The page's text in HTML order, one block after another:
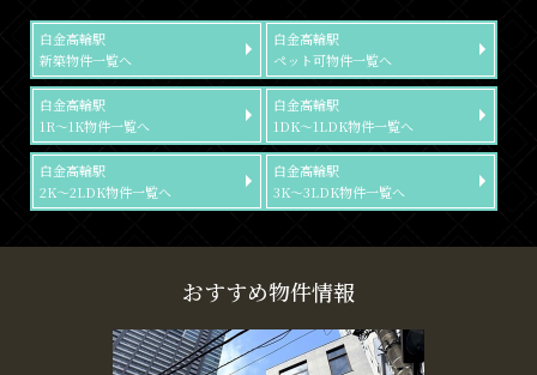
白金高輪駅
新築物件一覧へ
白金高輪駅
ペット可物件一覧へ
白金高輪駅
1R～1K物件一覧へ
白金高輪駅
1DK～1LDK物件一覧へ
白金高輪駅
2K～2LDK物件一覧へ
白金高輪駅
3K～3LDK物件一覧へ
おすすめ物件情報